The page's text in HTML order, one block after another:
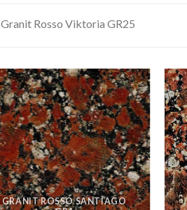
Granit Rosso Viktoria GR25
GRANIT ROSSO SANTIAGO